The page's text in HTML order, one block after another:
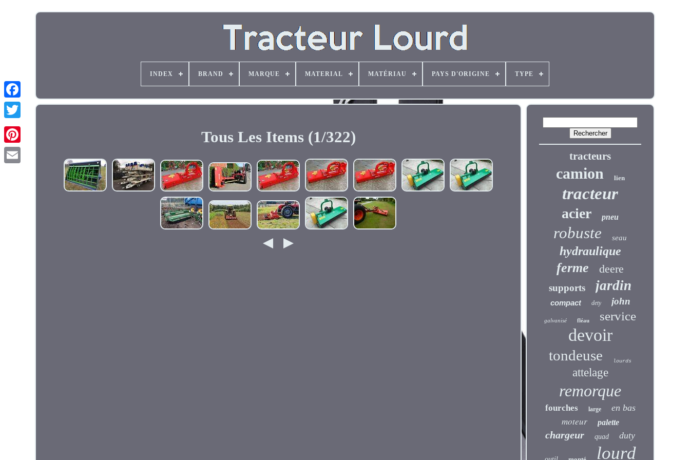
INDEX BRAND MARQUE MATERIAL MATÉRIAU PAYS D'ORIGINE TYPE
Tous Les Items (1/322)
tracteurs
camion lien
tracteur
acier pneu
robuste seau
hydraulique
ferme deere
supports jardin
compact dety john
galvanisé fléau service
devoir
tondeuse lourds
attelage
remorque
fourches large en bas
moteur palette
chargeur quad duty
lourd